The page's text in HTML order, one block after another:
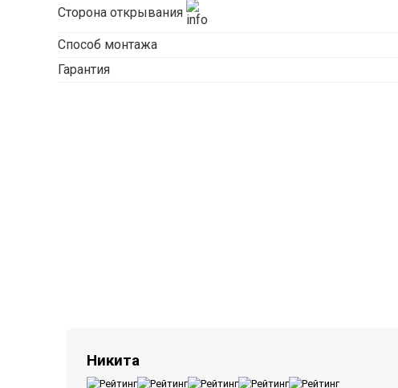
Сторона открывания
Способ монтажа
Гарантия
Никита